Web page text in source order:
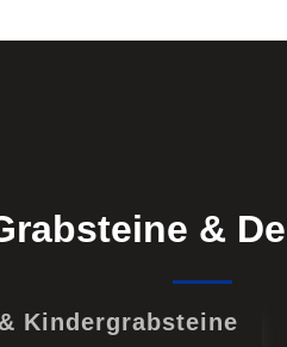
&
Kindergrabsteine